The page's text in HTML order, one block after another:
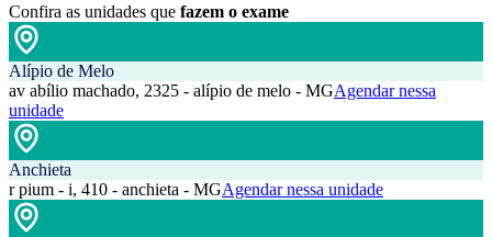
Confira as unidades que fazem o exame
Alípio de Melo
av abílio machado, 2325 - alípio de melo - MGAgendar nessa
unidade
Anchieta
r pium - i, 410 - anchieta - MGAgendar nessa unidade